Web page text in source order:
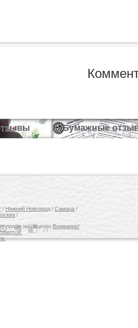
Бумажные
/ Нижний Новгород / Самара /
/
права защищены.Внимание!